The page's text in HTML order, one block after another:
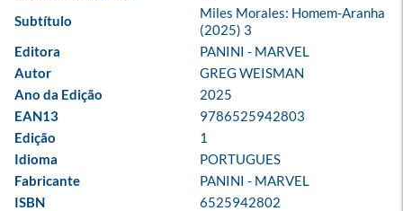
Subtítulo
Miles Morales: Homem-Aranha
(2025) 3
Editora
PANINI - MARVEL
Autor
GREG WEISMAN
Ano da Edição
2025
EAN13
9786525942803
Edição
1
Idioma
PORTUGUES
Fabricante
PANINI - MARVEL
ISBN
6525942802